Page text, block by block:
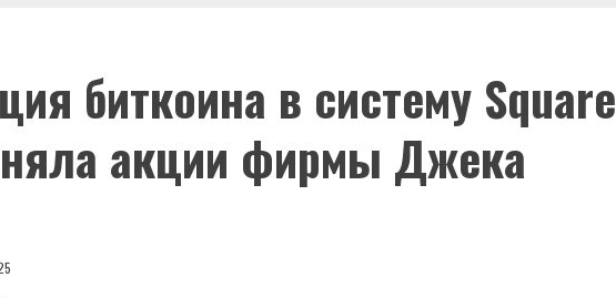
биткоина в систему Square
акции фирмы Джека